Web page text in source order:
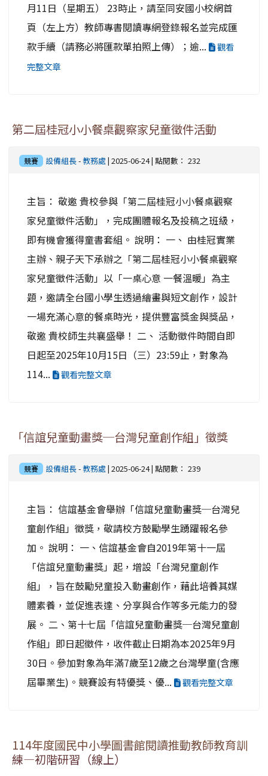
月11日（星期五） 23時止，請至同安國小校網首
頁（左上方）教師專書閱讀專網登錄報名並完成匯
款手續（請務必將匯款單拍照上傳）；逾...
觀看
完整文章
第二屆桂冠小小餐桌觀察家兒童徵件活動
競賽 設備組長-教務處 | 2025-06-24 | 點閱數： 232
主旨： 敬邀 貴校參與「第二屆桂冠小小餐桌觀察
家兒童徵件活動」，完成團體報名及投稿之班級，
即有機會獲得童書套組。 說明： 一、 由桂冠實業
主辦、親子天下承辦之「第二屆桂冠小小餐桌觀察
家兒童徵件活動」以「一桌心意 一餐溫暖」為主
題，邀請全台國小學生透過繪畫與短文創作，設計
一場充滿心意的餐桌時光，提供豐富獎金與獎品，
敬邀 貴校師生共襄盛舉！ 二、 活動徵件時間自即
日起至2025年10月15日（三）23:59止，對象為
114...
觀看完整文章
「信誼兒童動畫獎─台灣兒童創作組」徵獎
競賽 設備組長-教務處 | 2025-06-24 | 點閱數： 239
主旨： 信誼基金會舉辦「信誼兒童動畫獎─台灣兒
童創作組」徵獎，敬請校方鼓勵學生踴躍報名參
加。 說明： 一、信誼基金會自2019年第十一屆
「信誼兒童動畫獎」起，增設「台灣兒童創作
組」，旨在鼓勵兒童投入動畫創作，藉此培養其媒
體素養，並促進表達、分享與合作等多元能力的發
展。 二、第十七屆「信誼兒童動畫獎─台灣兒童創
作組」即日起徵件，收件截止日期為本2025年9月
30日。參加對象為年滿7歲至12歲之台灣學童(含應
屆畢業生)。競賽設有特優獎、優...
觀看完整文章
114年度國民中小學圖書館閱讀推動教師教育訓
練—初階研習（線上）